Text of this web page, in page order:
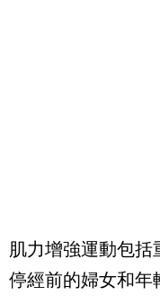
肌力增強運動包括
停經前的婦女和年